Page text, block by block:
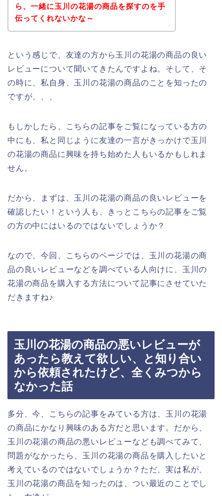
ら、一緒に玉川の花湯の商品を探すのを手
伝ってくれないかな～
という感じで、友達の方から玉川の花湯の商品の良い
レビューについて聞いてきたんですよね。そして、そ
の時に、私自身、玉川の花湯の商品のことを知ったの
ですが、、、
もしかしたら、こちらの記事をご覧になっている方の
中にも、私と同じように友達の一言がきっかけで玉川
の花湯の商品に興味を持ち始めた人もいるかもしれま
せん。
だから、まずは、玉川の花湯の商品の良いレビューを
確認したい！という人も、きっとこちらの記事をご覧
の方の中にはいるのではないでしょうか？
なので、今回、こちらのページでは、玉川の花湯の商
品の良いレビューなどを調べている人向けに、玉川の
花湯の商品を購入する方法について記事にさせていた
だきますね♪
玉川の花湯の商品の悪いレビューが
あったら教えて欲しい、と知り合い
から依頼されたけど、全くみつから
なかった話
多分、今、こちらの記事をみている方は、玉川の花湯
の商品にかなり興味のある方だと思います。だから、
玉川の花湯の商品の悪いレビューなども調べてみて、
問題がなかったら、玉川の花湯の商品を購入したいと
考えているのではないでしょうか？ただ、実は私が、
玉川の花湯の商品を知ったのは、つい最近のことでし